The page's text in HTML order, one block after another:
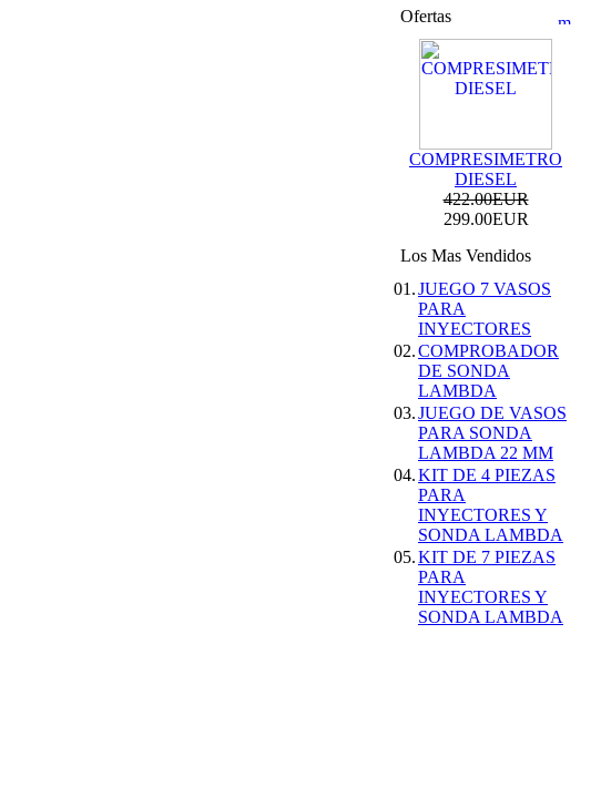
LAND ROVER /
JAGUAR 2.0
69.99EUR
59.99EUR
FORD MOTORES
69.99EUR
---------
ESCANER DE
DIAGNOSIS
MULTIMARCA
OBDII + O2 CAN-
BUS ESPAÃ‘OL
AUTEL AL529
155.99EUR
145.00EUR
---------
Ofertas
COMPRESIMETRO
DIESEL
422.00EUR
299.00EUR
Los Mas Vendidos
01.JUEGO 7 VASOS
PARA
INYECTORES
02.COMPROBADOR
DE SONDA
LAMBDA
03.JUEGO DE VASOS
PARA SONDA
LAMBDA 22 MM
04.KIT DE 4 PIEZAS
PARA
INYECTORES Y
SONDA LAMBDA
05.KIT DE 7 PIEZAS
PARA
INYECTORES Y
SONDA LAMBDA